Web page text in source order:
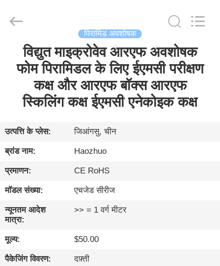
उत्पादों
बारे
में
फ़ैक्टरी
दौरा
गुणवत्ता
नियंत्रण
पिरामिड अवशोषक
विद्युत माइक्रोवेव आरएफ अवशोषक
फोम पिरामिडल के लिए ईएमसी परीक्षण
कक्ष और आरएफ बॉक्स आरएफ
स्किलिंग कक्ष ईएमसी एनेकोइक कक्ष
उत्पत्ति के प्लेस: जिआंगसु, चीन
ब्रांड नाम: Haozhuo
प्रमाणन: CE RoHS
मॉडल संख्या: एचजेड सीरीज
न्यूनतम आदेश
मात्रा:
>> = 1 वर्ग मीटर
मूल्य: $50.00
पैकेजिंग विवरण: दफ़्ती